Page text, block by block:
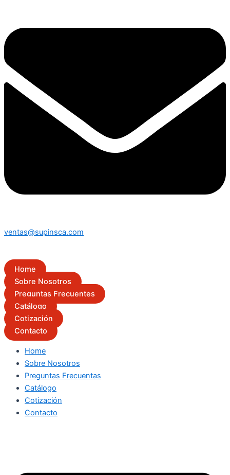
ventas@supinsca.com
Home
Sobre Nosotros
Preguntas Frecuentes
Catálogo
Cotización
Contacto
Home
Sobre Nosotros
Preguntas Frecuentas
Catálogo
Cotización
Contacto